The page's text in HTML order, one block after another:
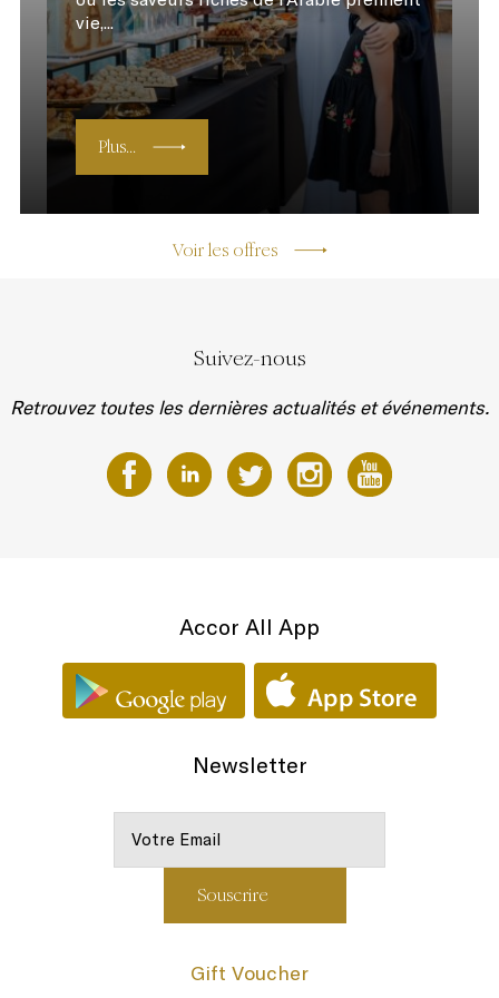
vie,...
Plus...
Voir les offres
Suivez-nous
Retrouvez toutes les dernières actualités et événements.
Accor All App
Newsletter
Gift Voucher